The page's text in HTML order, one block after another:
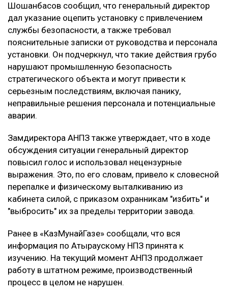
Шошанбасов сообщил, что генеральный директор
дал указание оцепить установку с привлечением
службы безопасности, а также требовал
пояснительные записки от руководства и персонала
установки. Он подчеркнул, что такие действия грубо
нарушают промышленную безопасность
стратегического объекта и могут привести к
серьезным последствиям, включая панику,
неправильные решения персонала и потенциальные
аварии.
Замдиректора АНПЗ также утверждает, что в ходе
обсуждения ситуации генеральный директор
повысил голос и использовал нецензурные
выражения. Это, по его словам, привело к словесной
перепалке и физическому выталкиванию из
кабинета силой, с приказом охранникам "избить" и
"выбросить" их за пределы территории завода.
Ранее в «КазМунайГазе» сообщали, что вся
информация по Атыраускому НПЗ принята к
изучению. На текущий момент АНПЗ продолжает
работу в штатном режиме, производственный
процесс в целом не нарушен.